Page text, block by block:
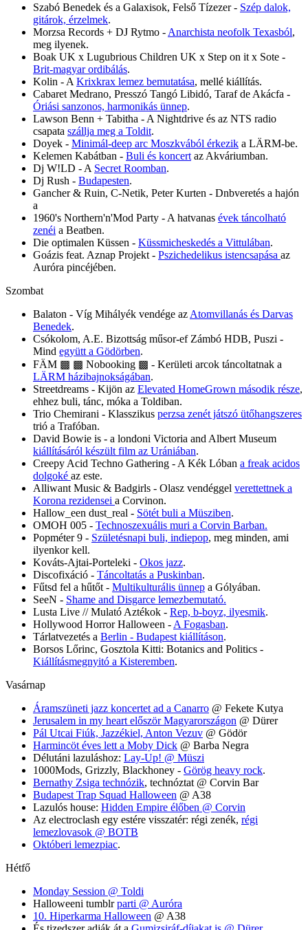
Szabó Benedek és a Galaxisok, Felső Tízezer - Szép dalok,
gitárok, érzelmek.
Morzsa Records + DJ Rytmo - Anarchista neofolk Texasból,
meg ilyenek.
Boak UK x Lugubrious Children UK x Step on it x Sote -
Brit-magyar ordibálás.
Kolin - A Krixkrax lemez bemutatása, mellé kiállítás.
Cabaret Medrano, Presszó Tangó Libidó, Taraf de Akácfa -
Óriási sanzonos, harmonikás ünnep.
Lawson Benn + Tabitha - A Nightdrive és az NTS radio
csapata szállja meg a Toldit.
Doyek - Minimál-deep arc Moszkvából érkezik a LÄRM-be.
Kelemen Kabátban - Buli és koncert az Akváriumban.
Dj W!LD - A Secret Roomban.
Dj Rush - Budapesten.
Gancher & Ruin, C-Netik, Peter Kurten - Dnbveretés a hajón
a
1960's Northern'n'Mod Party - A hatvanas évek táncolható
zenéi a Beatben.
Die optimalen Küssen - Küssmicheskedés a Vittulában.
Goázis feat. Aznap Projekt - Pszichedelikus istencsapása az
Auróra pincéjében.
Szombat
Balaton - Víg Mihályék vendége az Atomvillanás és Darvas
Benedek.
Csókolom, A.E. Bizottság műsor-ef Zámbó HDB, Puszi -
Mind együtt a Gödörben.
FÄM ▩ ▩ Nobooking ▩ - Kerületi arcok táncoltatnak a
LÄRM házibajnokságában.
Streetdreams - Kijön az Elevated HomeGrown második része,
ehhez buli, tánc, móka a Toldiban.
Trio Chemirani - Klasszikus perzsa zenét játszó ütőhangszeres
trió a Trafóban.
David Bowie is - a londoni Victoria and Albert Museum
kiállításáról készült film az Urániában.
Creepy Acid Techno Gathering - A Kék Lóban a freak acidos
dolgoké az este.
Alliwant Music & Badgirls - Olasz vendéggel verettettnek a
Korona rezidensei a Corvinon.
Hallow_een dust_real - Sötét buli a Müsziben.
OMOH 005 - Technoszexuális muri a Corvin Barban.
Popméter 9 - Születésnapi buli, indiepop, meg minden, ami
ilyenkor kell.
Kováts-Ajtai-Porteleki - Okos jazz.
Discofixáció - Táncoltatás a Puskinban.
Fűtsd fel a hűtőt - Multikulturális ünnep a Gólyában.
SeeN - Shame and Disgarce lemezbemutató.
Lusta Live // Mulató Aztékok - Rep, b-boyz, ilyesmik.
Hollywood Horror Halloween - A Fogasban.
Tárlatvezetés a Berlin - Budapest kiállításon.
Borsos Lőrinc, Gosztola Kitti: Botanics and Politics -
Kiállításmegnyitó a Kisteremben.
Vasárnap
Áramszüneti jazz koncertet ad a Canarro @ Fekete Kutya
Jerusalem in my heart először Magyarországon @ Dürer
Pál Utcai Fiúk, Jazzékiel, Anton Vezuv @ Gödör
Harmincöt éves lett a Moby Dick @ Barba Negra
Délutáni lazuláshoz: Lay-Up! @ Müszi
1000Mods, Grizzly, Blackhoney - Görög heavy rock.
Bernathy Zsiga technózik, technóztat @ Corvin Bar
Budapest Trap Squad Halloween @ A38
Lazulós house: Hidden Empire élőben @ Corvin
Az electroclash egy estére visszatér: régi zenék, régi
lemezlovasok @ BOTB
Októberi lemezpiac.
Hétfő
Monday Session @ Toldi
Halloweeni tumblrparti @ Auróra
10. Hiperkarma Halloween @ A38